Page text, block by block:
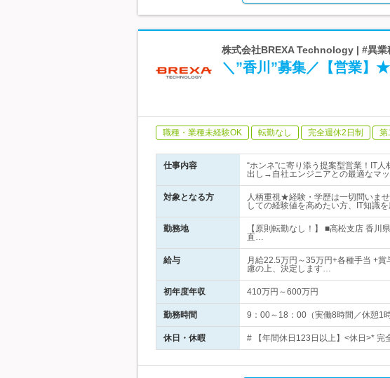
株式会社BREXA Technology | #異業
＼”香川”募集／【営業】
職種・業種未経験OK 転勤なし 完全週休2日制 第
仕事内容
“ホンネ”に寄り添う提案型営業！IT
出し→自社エンジニアとの最適なマ
対象となる方
人柄重視★経験・学歴は一切問いま
しての経験値を高めたい方、IT知識
勤務地
【原則転勤なし！】 ■高松支店 香
直…
給与
月給22.5万円～35万円+各種手当 +
慮の上、決定します…
初年度年収 410万円～600万円
勤務時間 9：00～18：00（実働8時間／休憩
休日・休暇 # 【年間休日123日以上】<休日>*